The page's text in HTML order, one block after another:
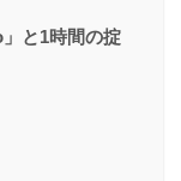
と1時間の掟